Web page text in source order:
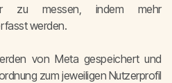
zu messen, indem mehr
werden.
von Meta gespeichert und
zum jeweiligen Nutzerprofil